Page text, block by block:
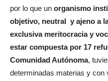
por lo que un organismo
objetivo, neutral y ajeno a
exclusiva meritocracia y
estar compuesta por 17
Comunidad Autónoma,
determinadas materias y con